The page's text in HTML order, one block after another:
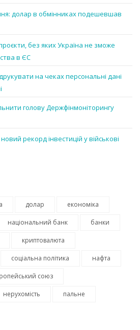
долар в обмінниках подешевшав
без яких Україна не зможе
в ЄС
на чеках персональні дані
голову Держфінмоніторингу
рекорд інвестицій у військові
долар економіка
національний банк банки
криптовалюта
соціальна політика нафта
союз
нерухомість пальне